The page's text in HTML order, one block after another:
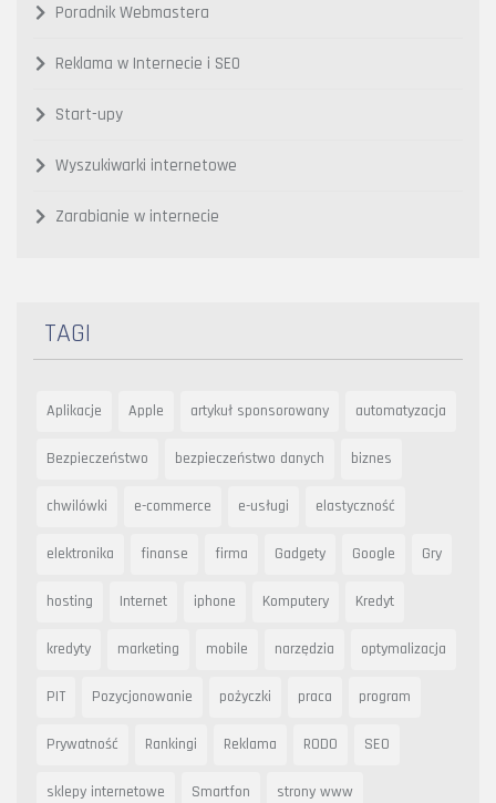
Poradnik Webmastera
Reklama w Internecie i SEO
Start-upy
Wyszukiwarki internetowe
Zarabianie w internecie
TAGI
Aplikacje Apple artykuł sponsorowany automatyzacja
Bezpieczeństwo bezpieczeństwo danych biznes
chwilówki e-commerce e-usługi elastyczność
elektronika finanse firma Gadgety Google Gry
hosting Internet iphone Komputery Kredyt
kredyty marketing mobile narzędzia optymalizacja
PIT Pozycjonowanie pożyczki praca program
Prywatność Rankingi Reklama RODO SEO
sklepy internetowe Smartfon strony www